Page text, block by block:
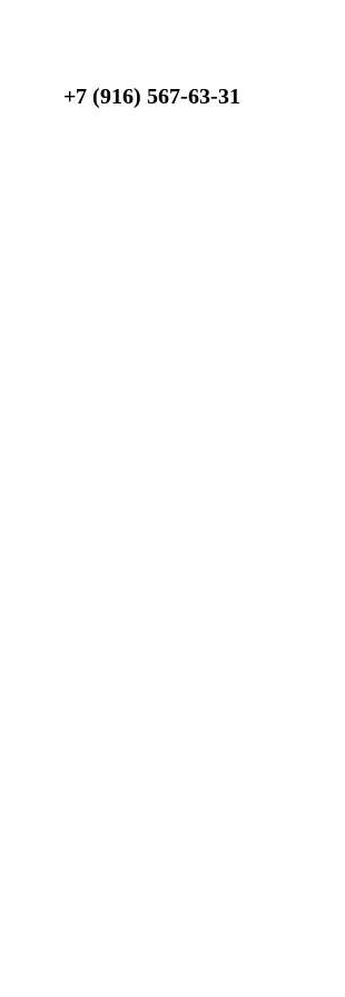
+7 (916) 567-63-31